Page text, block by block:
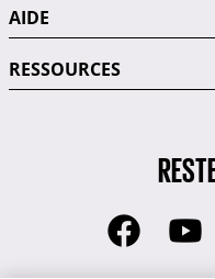
AIDE
RESSOURCES